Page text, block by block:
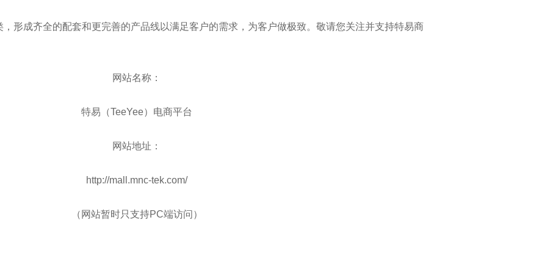
网站名称：
特易（TeeYee）电商平台
网站地址：
http://mall.mnc-tek.com/
（网站暂时只支持PC端访问）